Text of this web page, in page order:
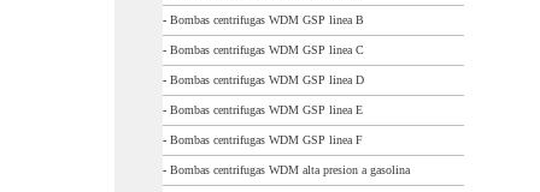
- Bombas centrifugas WDM GSP linea B
- Bombas centrifugas WDM GSP linea C
- Bombas centrifugas WDM GSP linea D
- Bombas centrifugas WDM GSP linea E
- Bombas centrifugas WDM GSP linea F
- Bombas centrifugas WDM alta presion a gasolina